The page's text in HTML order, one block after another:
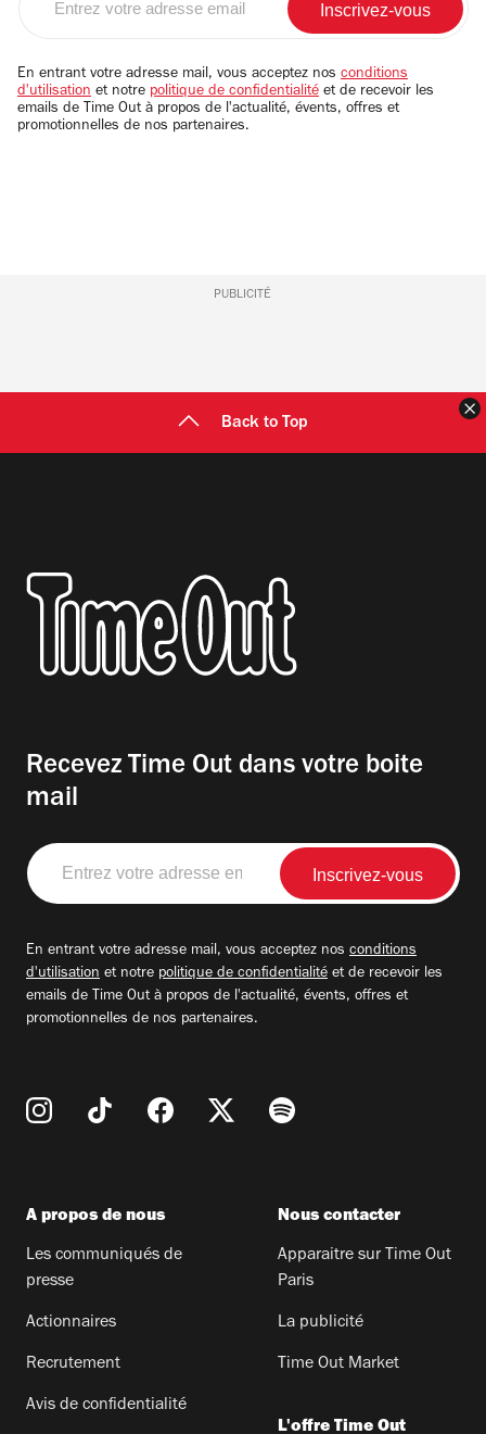
email
En entrant votre adresse mail, vous acceptez nos conditions
d'utilisation et notre politique de confidentialité et de recevoir les
emails de Time Out à propos de l'actualité, évents, offres et
promotionnelles de nos partenaires.
PUBLICITÉ
Back to Top
Recevez Time Out dans votre boite
mail
Entrez
votre
adresse
En entrant votre adresse mail, vous acceptez nos conditions
d'utilisation et notre politique de confidentialité et de recevoir les
emails de Time Out à propos de l'actualité, évents, offres et
promotionnelles de nos partenaires.
A propos de nous
Les communiqués de
presse
Actionnaires
Recrutement
Avis de confidentialité
Nous contacter
Apparaitre sur Time Out
Paris
La publicité
Time Out Market
L'offre Time Out